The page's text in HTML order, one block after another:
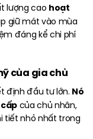
lượng cao hoạt
giữ mát vào mùa
đáng kể chi phí
của gia chủ
định đầu tư lớn. Nó
của chủ nhân,
tiết nhỏ nhất trong